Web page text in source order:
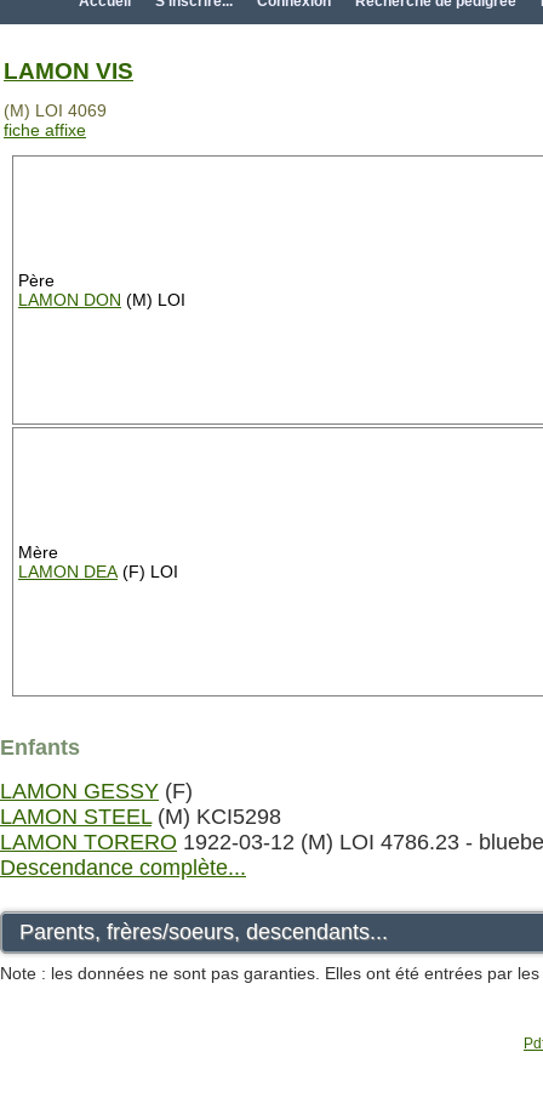
LAMON VIS
(M) LOI 4069
fiche affixe
Père
LAMON DON (M) LOI
Mère
LAMON DEA (F) LOI
Enfants
LAMON GESSY (F)
LAMON STEEL(M) KCI5298
LAMON TORERO 1922-03-12 (M) LOI 4786.23 -
Descendance complète...
Parents, frères/soeurs, descendants...
Note : les données ne sont pas garanties. Elles ont été entrées par